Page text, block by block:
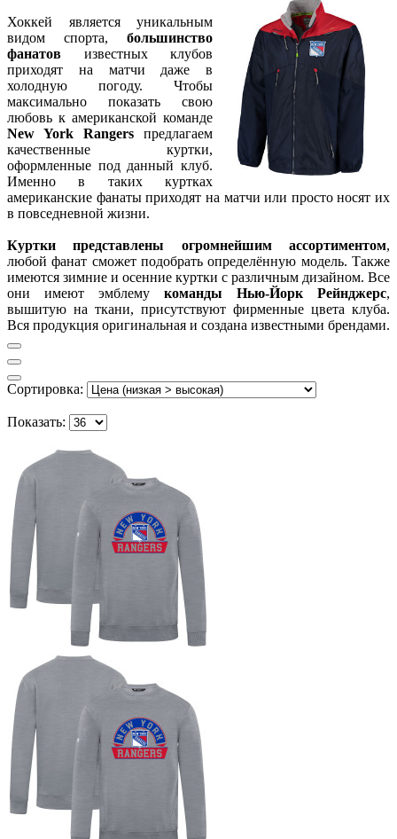
Хоккей является уникальным
видом спорта, большинство
фанатов известных клубов
приходят на матчи даже в
холодную погоду. Чтобы
максимально показать свою
любовь к американской команде
New York Rangers предлагаем
качественные куртки,
оформленные под данный клуб.
Именно в таких куртках
американские фанаты приходят на матчи или просто носят их
в повседневной жизни.
Куртки представлены огромнейшим ассортиментом,
любой фанат сможет подобрать определённую модель. Также
имеются зимние и осенние куртки с различным дизайном. Все
они имеют эмблему команды Нью-Йорк Рейнджерс,
вышитую на ткани, присутствуют фирменные цвета клуба.
Вся продукция оригинальная и создана известными брендами.
Сортировка:
Показать: